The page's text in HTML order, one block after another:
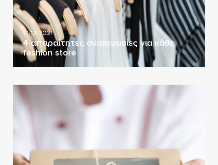
21/12/2021
4 απαραίτητες συσκευασίες για κάθε
fashion store